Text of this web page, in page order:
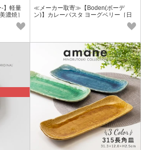
-】軽量
濃焼］
≪メーカー取寄≫【Boden(ボーデ
ン)】カレーパスタ ヨーグベリー［日